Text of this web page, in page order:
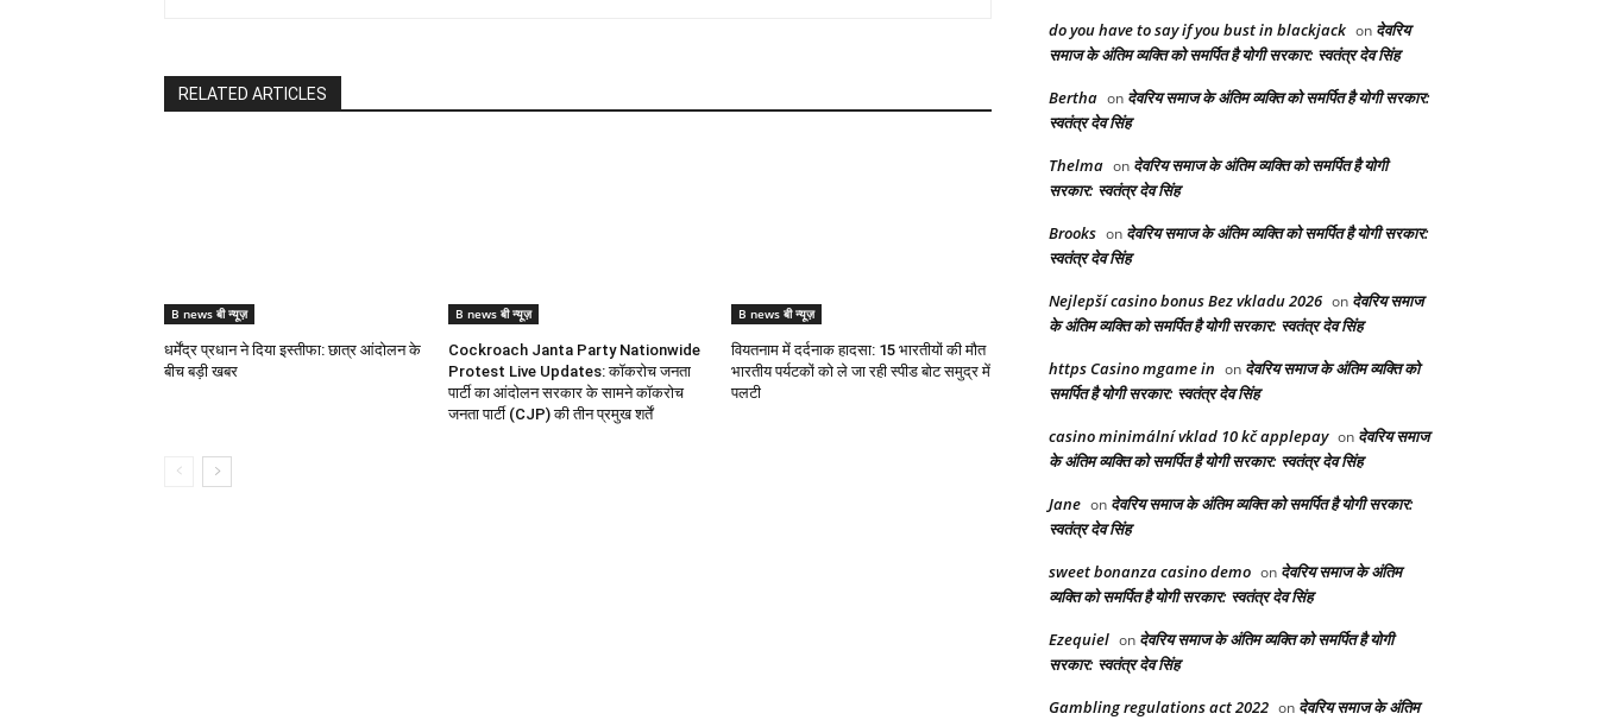
RELATED ARTICLES
B news बी न्यूज़
धर्मेंद्र प्रधान ने दिया इस्तीफा: छात्र आंदोलन के
बीच बड़ी खबर
B news बी न्यूज़
Cockroach Janta Party Nationwide
Protest Live Updates: कॉकरोच जनता
पार्टी का आंदोलन सरकार के सामने कॉकरोच
जनता पार्टी (CJP) की तीन प्रमुख शर्तें
B news बी न्यूज़
वियतनाम में दर्दनाक हादसा: 15 भारतीयों की मौत
भारतीय पर्यटकों को ले जा रही स्पीड बोट समुद्र में
पलटी
do you have to say if you bust in blackjack on देवरिय
समाज के अंतिम व्यक्ति को समर्पित है योगी सरकार: स्वतंत्र देव सिंह
Bertha on देवरिय समाज के अंतिम व्यक्ति को समर्पित है योगी सरकार:
स्वतंत्र देव सिंह
Thelma on देवरिय समाज के अंतिम व्यक्ति को समर्पित है योगी
सरकार: स्वतंत्र देव सिंह
Brooks on देवरिय समाज के अंतिम व्यक्ति को समर्पित है योगी सरकार:
स्वतंत्र देव सिंह
Nejlepší casino bonus Bez vkladu 2026 on देवरिय समाज
के अंतिम व्यक्ति को समर्पित है योगी सरकार: स्वतंत्र देव सिंह
https Casino mgame in on देवरिय समाज के अंतिम व्यक्ति को
समर्पित है योगी सरकार: स्वतंत्र देव सिंह
casino minimální vklad 10 kč applepay on देवरिय समाज
के अंतिम व्यक्ति को समर्पित है योगी सरकार: स्वतंत्र देव सिंह
Jane on देवरिय समाज के अंतिम व्यक्ति को समर्पित है योगी सरकार:
स्वतंत्र देव सिंह
sweet bonanza casino demo on देवरिय समाज के अंतिम
व्यक्ति को समर्पित है योगी सरकार: स्वतंत्र देव सिंह
Ezequiel on देवरिय समाज के अंतिम व्यक्ति को समर्पित है योगी
सरकार: स्वतंत्र देव सिंह
Gambling regulations act 2022 on देवरिय समाज के अंतिम